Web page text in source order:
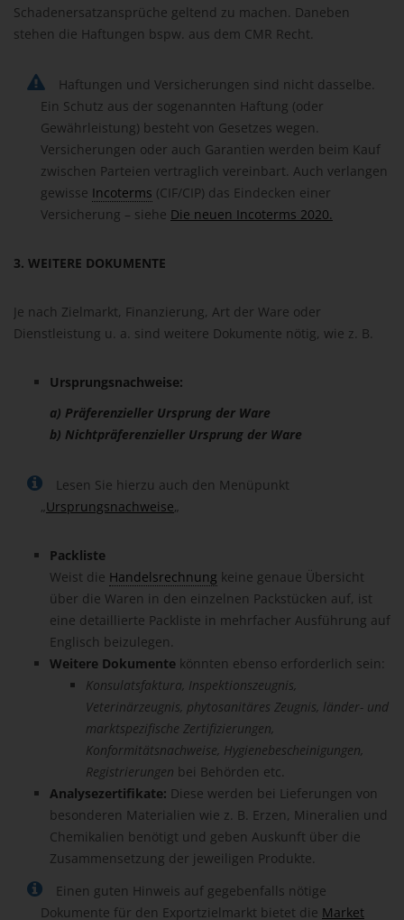
Schadenersatzansprüche geltend zu machen. Daneben
stehen die Haftungen bspw. aus dem CMR Recht.
Haftungen und Versicherungen sind nicht dasselbe.
Ein Schutz aus der sogenannten Haftung (oder
Gewährleistung) besteht von Gesetzes wegen.
Versicherungen oder auch Garantien werden beim Kauf
zwischen Parteien vertraglich vereinbart. Auch verlangen
gewisse Incoterms (CIF/CIP) das Eindecken einer
Versicherung – siehe Die neuen Incoterms 2020.
3. WEITERE DOKUMENTE
Je nach Zielmarkt, Finanzierung, Art der Ware oder
Dienstleistung u. a. sind weitere Dokumente nötig, wie z. B.
Ursprungsnachweise:
a) Präferenzieller Ursprung der Ware
b) Nichtpräferenzieller Ursprung der Ware
Lesen Sie hierzu auch den Menüpunkt
„Ursprungsnachweise„
Packliste
Weist die Handelsrechnung keine genaue Übersicht
über die Waren in den einzelnen Packstücken auf, ist
eine detaillierte Packliste in mehrfacher Ausführung auf
Englisch beizulegen.
Weitere Dokumente könnten ebenso erforderlich sein:
Konsulatsfaktura, Inspektionszeugnis,
Veterinärzeugnis, phytosanitäres Zeugnis, länder- und
marktspezifische Zertifizierungen,
Konformitätsnachweise, Hygienebescheinigungen,
Registrierungen bei Behörden etc.
Analysezertifikate: Diese werden bei Lieferungen von
besonderen Materialien wie z. B. Erzen, Mineralien und
Chemikalien benötigt und geben Auskunft über die
Zusammensetzung der jeweiligen Produkte.
Einen guten Hinweis auf gegebenfalls nötige
Dokumente für den Exportzielmarkt bietet die Market